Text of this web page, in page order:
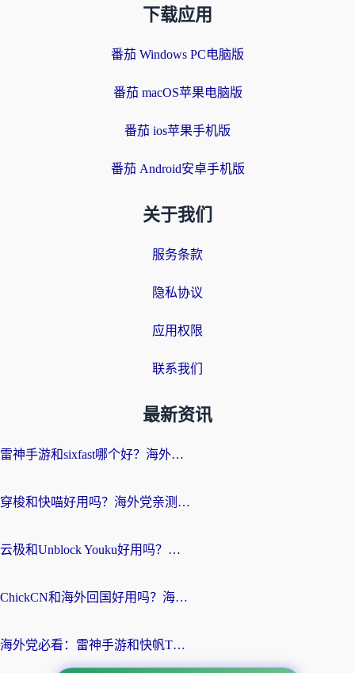
下载应用
番茄 Windows PC电脑版
番茄 macOS苹果电脑版
番茄 ios苹果手机版
番茄 Android安卓手机版
关于我们
服务条款
隐私协议
应用权限
联系我们
最新资讯
雷神手游和sixfast哪个好？海外党亲测3款回国加速器，教你选对不踩坑
穿梭和快喵好用吗？海外党亲测：小众加速器对比+番茄加速器深度体验
云极和Unblock Youku好用吗？海外党亲测+2026回国加速器避坑指南
ChickCN和海外回国好用吗？海外党2026亲测：从手游到影音，选对加速器的3个关键
海外党必看：雷神手游和快帆TV版好用吗？3步选对回国加速器不踩坑